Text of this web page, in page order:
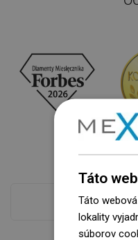
Táto
Táto
lokality
súborov